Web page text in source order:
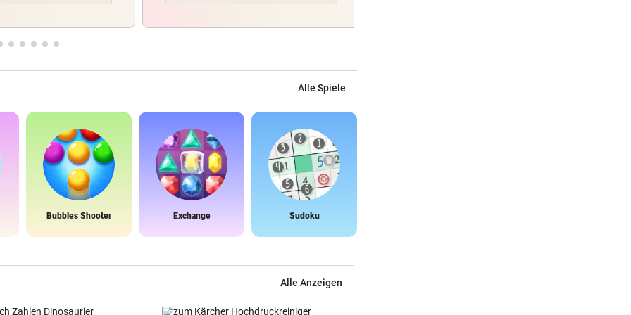
Alle Spiele
Bubbles Shooter Exchange Sudoku
Alle Anzeigen